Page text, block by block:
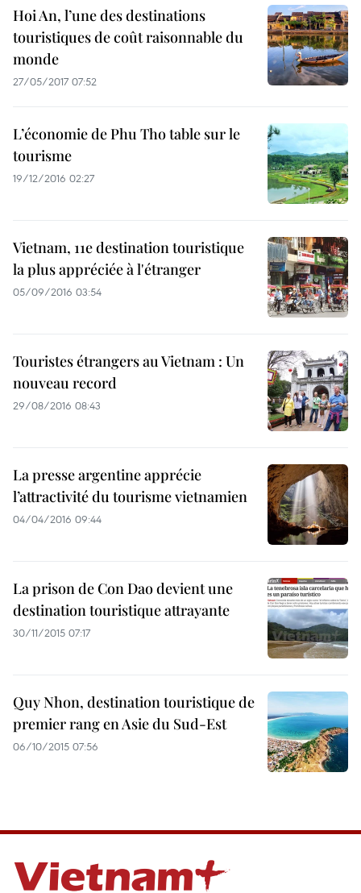
Hoi An, l’une des destinations
touristiques de coût raisonnable du
monde
27/05/2017 07:52
L’économie de Phu Tho table sur le
tourisme
19/12/2016 02:27
Vietnam, 11e destination touristique
la plus appréciée à l'étranger
05/09/2016 03:54
Touristes étrangers au Vietnam : Un
nouveau record
29/08/2016 08:43
La presse argentine apprécie
l’attractivité du tourisme vietnamien
04/04/2016 09:44
La prison de Con Dao devient une
destination touristique attrayante
30/11/2015 07:17
Quy Nhon, destination touristique de
premier rang en Asie du Sud-Est
06/10/2015 07:56